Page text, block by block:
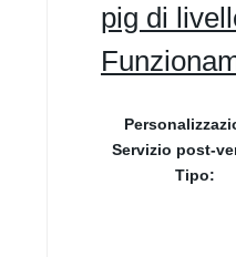
pig di
Servizio post-
Tipo: